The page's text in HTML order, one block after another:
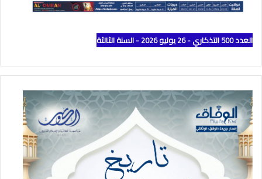
العدد 500 التذكاري - 26 يوليو 2026 - السنة الثالثة